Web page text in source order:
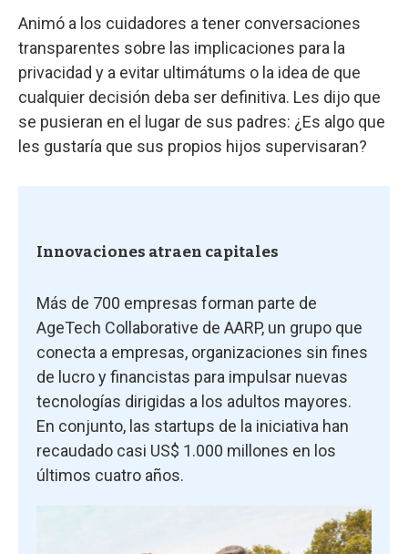
Animó a los cuidadores a tener conversaciones
transparentes sobre las implicaciones para la
privacidad y a evitar ultimátums o la idea de que
cualquier decisión deba ser definitiva. Les dijo que
se pusieran en el lugar de sus padres: ¿Es algo que
les gustaría que sus propios hijos supervisaran?
Innovaciones atraen capitales
Más de 700 empresas forman parte de
AgeTech Collaborative de AARP, un grupo que
conecta a empresas, organizaciones sin fines
de lucro y financistas para impulsar nuevas
tecnologías dirigidas a los adultos mayores.
En conjunto, las startups de la iniciativa han
recaudado casi US$ 1.000 millones en los
últimos cuatro años.